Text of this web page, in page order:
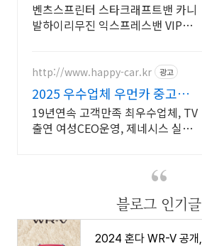
벤츠스프린터 스타크래프트밴 카니
발하이리무진 익스프레스밴 VIP의
http://www.happy-car.kr 광고
2025 우수업체 우먼카 중고차
는 최우수모범업체에서!
19년연속 고객만족 최우수업체, TV
출연 여성CEO운영, 제네시스 실매
블로그 인기글